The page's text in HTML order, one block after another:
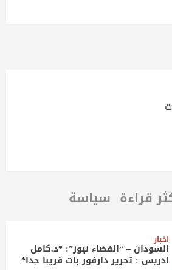
قراءة سياسة
اخبار
السودان – “الفضاء نيوز”: *د.كامل
ادريس : تحرير دارفور بات قريبا جدا*